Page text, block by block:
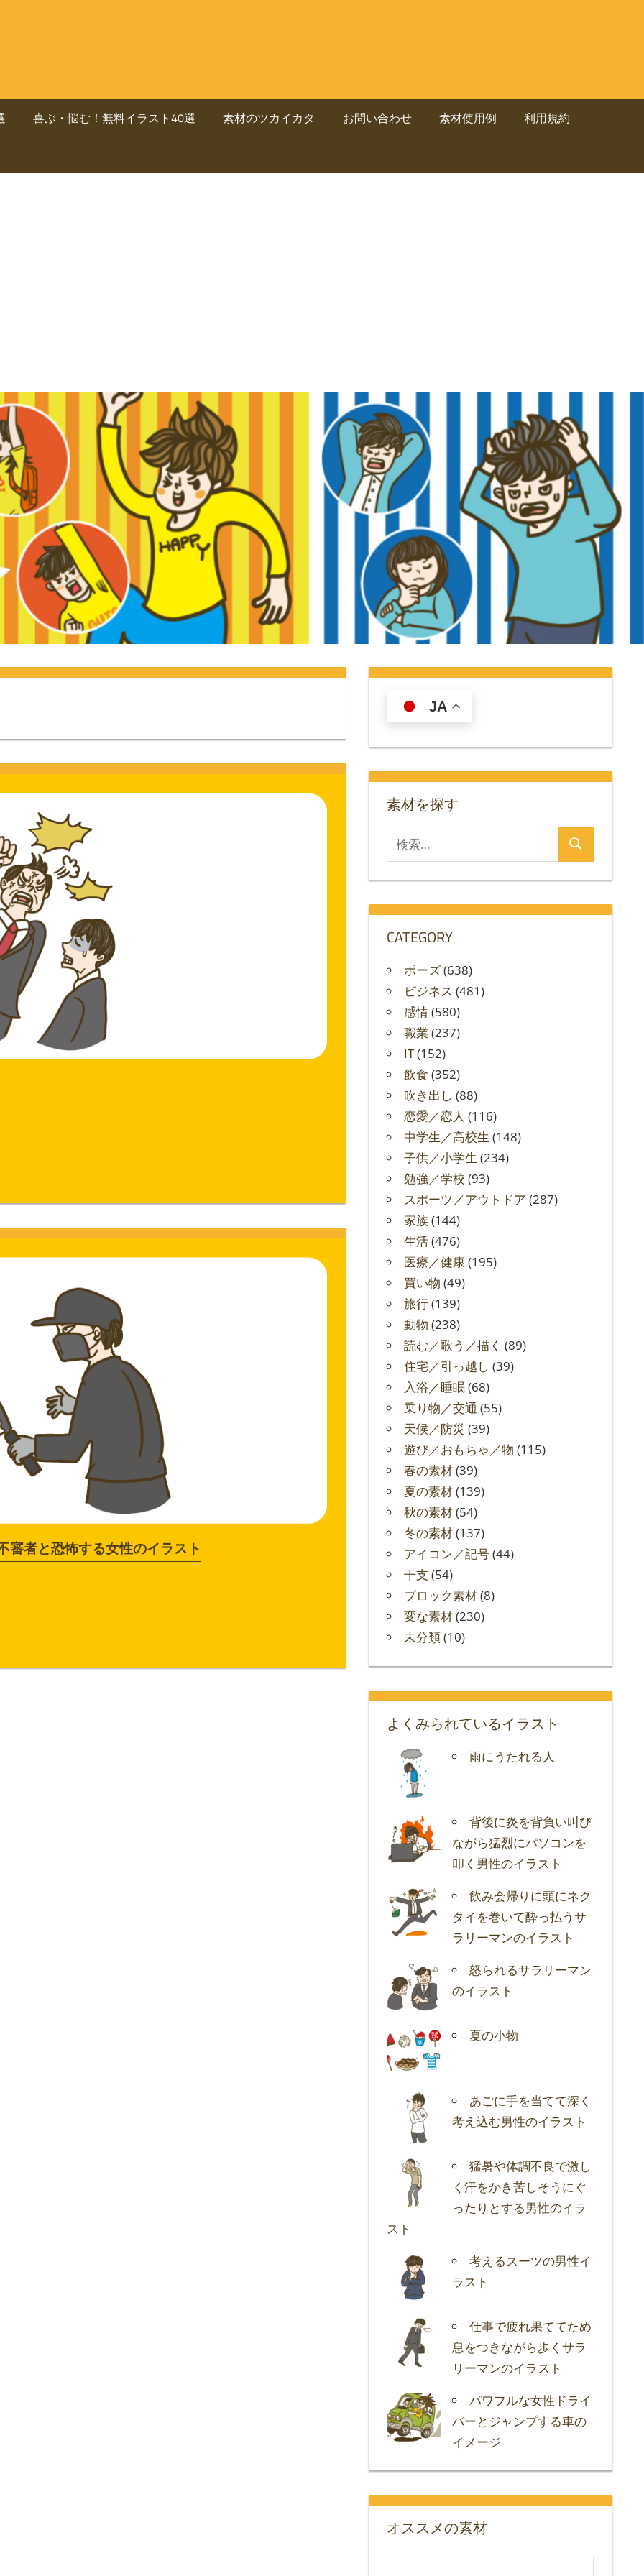
喜ぶ・悩む！無料イラスト40選 素材のツカイカタ お問い合わせ 素材使用例 利用規約
審者と恐怖する女性のイラスト
JA
素材を探す
検
索
対
検
CATEGORY
ポーズ(638)
ビジネス (481)
感情(580)
職業 (237)
IT(152)
飲食 (352)
吹き出し (88)
恋愛／恋人 (116)
中学生／高校生 (148)
子供／小学生 (234)
勉強／学校 (93)
スポーツ／アウトドア (287)
家族(144)
生活(476)
医療／健康(195)
買い物 (49)
旅行(139)
動物 (238)
読む／歌う／描く (89)
住宅／引っ越し (39)
入浴／睡眠(68)
乗り物／交通 (55)
天候／防災 (39)
遊び／おもちゃ／物 (115)
春の素材(39)
夏の素材(139)
秋の素材(54)
冬の素材(137)
アイコン／記号(44)
干支 (54)
ブロック素材(8)
変な素材(230)
未分類(10)
よくみられているイラスト
雨にうたれる人
背後に炎を背負い叫び
ながら猛烈にパソコンを
叩く男性のイラスト
飲み会帰りに頭にネク
タイを巻いて酔っ払うサ
ラリーマンのイラスト
怒られるサラリーマン
のイラスト
夏の小物
あごに手を当てて深く
考え込む男性のイラスト
猛暑や体調不良で激し
く汗をかき苦しそうにぐ
ったりとする男性のイラ
スト
考えるスーツの男性イ
ラスト
仕事で疲れ果ててため
息をつきながら歩くサラ
リーマンのイラスト
パワフルな女性ドライ
バーとジャンプする車の
イメージ
オススメの素材